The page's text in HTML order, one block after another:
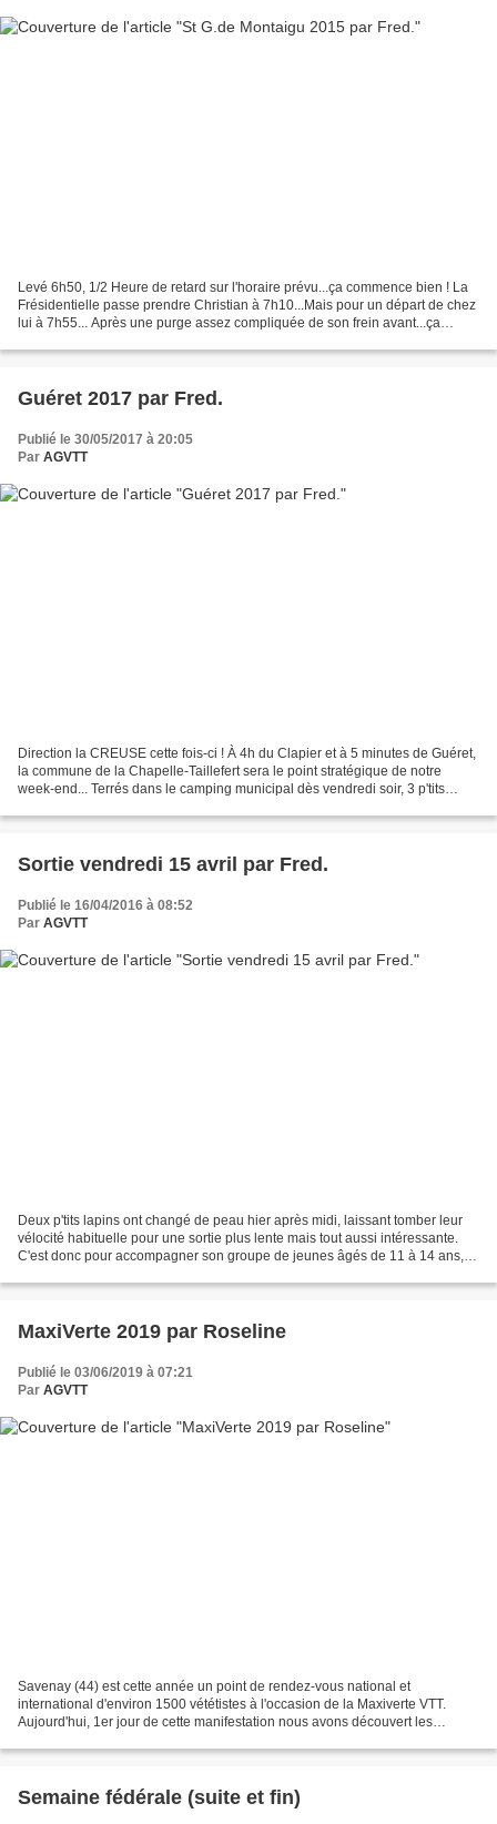
Levé 6h50, 1/2 Heure de retard sur l'horaire prévu...ça commence bien ! La
Frésidentielle passe prendre Christian à 7h10...Mais pour un départ de chez
lui à 7h55... Après une purge assez compliquée de son frein avant...ça
Guéret 2017 par Fred.
Publié le 30/05/2017 à 20:05
Par AGVTT
Direction la CREUSE cette fois-ci ! À 4h du Clapier et à 5 minutes de Guéret,
la commune de la Chapelle-Taillefert sera le point stratégique de notre
week-end... Terrés dans le camping municipal dès vendredi soir, 3 p'tits
Sortie vendredi 15 avril par Fred.
Publié le 16/04/2016 à 08:52
Par AGVTT
Deux p'tits lapins ont changé de peau hier après midi, laissant tomber leur
vélocité habituelle pour une sortie plus lente mais tout aussi intéressante.
C'est donc pour accompagner son groupe de jeunes âgés de 11 à 14 ans,
MaxiVerte 2019 par Roseline
Publié le 03/06/2019 à 07:21
Par AGVTT
Savenay (44) est cette année un point de rendez-vous national et
international d'environ 1500 vététistes à l'occasion de la Maxiverte VTT.
Aujourd'hui, 1er jour de cette manifestation nous avons découvert les
Semaine fédérale (suite et fin)